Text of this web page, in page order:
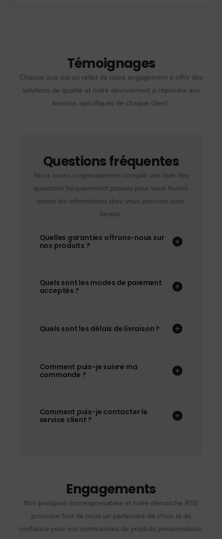
Témoignages
Chaque avis est un reflet de notre engagement à offrir des
solutions de qualité et notre dévouement à répondre aux
besoins spécifiques de chaque client.
Questions fréquentes
Nous avons soigneusement compilé une liste des
questions fréquemment posées pour vous fournir
toutes les informations dont vous pourriez avoir
besoin.
Quelles garanties offrons-nous sur
nos produits ?
Quels sont les modes de paiement
acceptés ?
Quels sont les délais de livraison ?
Comment puis-je suivre ma
commande ?
Comment puis-je contacter le
service client ?
Engagements
Nos pratiques écoresponsables et notre démarche RSE
proactive font de nous un partenaire de choix et de
confiance pour vos commandes de produits personnalisés.